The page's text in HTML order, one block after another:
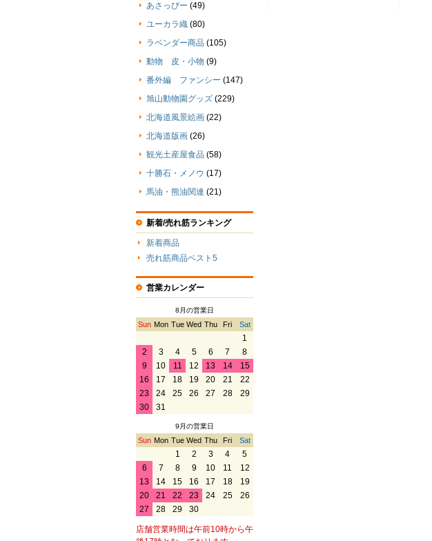
あさっぴー (49)
ユーカラ織 (80)
ラベンダー商品 (105)
動物 皮・小物 (9)
番外編 ファンシー (147)
旭山動物園グッズ (229)
北海道風景絵画 (22)
北海道版画 (26)
観光土産屋食品 (58)
十勝石・メノウ (17)
馬油・熊油関連 (21)
新着/売れ筋ランキング
新着商品
売れ筋商品ベスト5
営業カレンダー
8月の営業日
Sun Mon Tue Wed Thu Fri Sat
1
2
3 4 5 6 7
8
9
10 11 12 13 14
15
16
17 18 19 20 21
22
23
24 25 26 27 28
29
30
31
9月の営業日
Sun Mon Tue Wed Thu Fri Sat
1 2 3 4
5
6
7 8 9 10 11
12
13
14 15 16 17 18
19
20
21 22 23 24 25
26
27
28 29 30
店舗営業時間は午前10時から午